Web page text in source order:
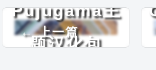
← 上一篇
Pujugama主
题汉化包